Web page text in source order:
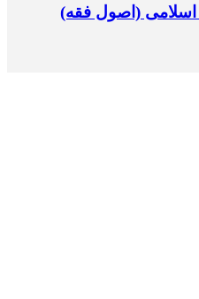
(اصول فقه)